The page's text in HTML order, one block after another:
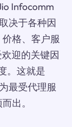
Infocomm
决于各种因
格、客户服
迎的关键因
。这就是
最受代理服
出。